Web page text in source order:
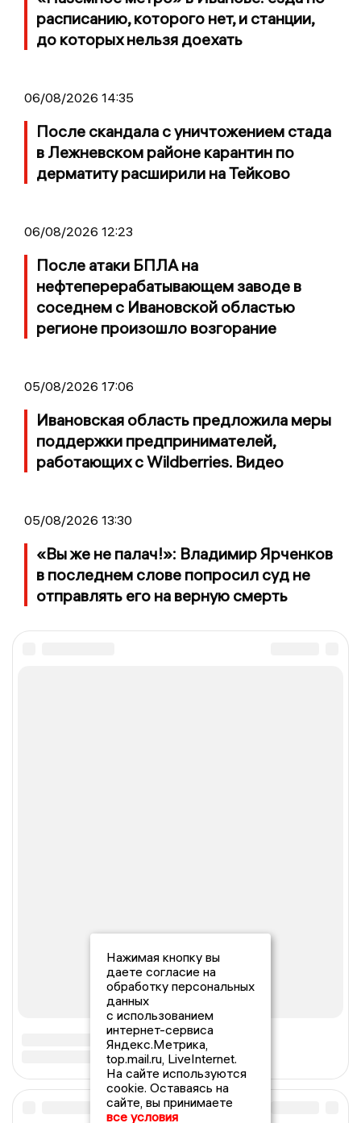
расписанию, которого нет, и станции,
до которых нельзя доехать
06/08/2026 14:35
После скандала с уничтожением стада
в Лежневском районе карантин по
дерматиту расширили на Тейково
06/08/2026 12:23
После атаки БПЛА на
нефтеперерабатывающем заводе в
соседнем с Ивановской областью
регионе произошло возгорание
05/08/2026 17:06
Ивановская область предложила меры
поддержки предпринимателей,
работающих с Wildberries. Видео
05/08/2026 13:30
«Вы же не палач!»: Владимир Ярченков
в последнем слове попросил суд не
отправлять его на верную смерть
Нажимая кнопку вы
даете согласие на
обработку персональных
данных
с использованием
интернет-сервиса
Яндекс.Метрика,
top.mail.ru, LiveInternet.
На сайте используются
cookie. Оставаясь на
сайте, вы принимаете
все условия